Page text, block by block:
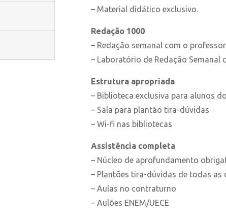
– Material didático exclusivo.
Redação 1000
– Redação semanal com o
– Laboratório de Redação Semanal
Estrutura apropriada
– Biblioteca exclusiva para alunos
– Sala para plantão tira-dúvidas
– Wi-fi nas bibliotecas
Assistência completa
– Núcleo de aprofundamento
– Plantões tira-dúvidas de todas as
– Aulas no contraturno
– Aulões ENEM/UECE